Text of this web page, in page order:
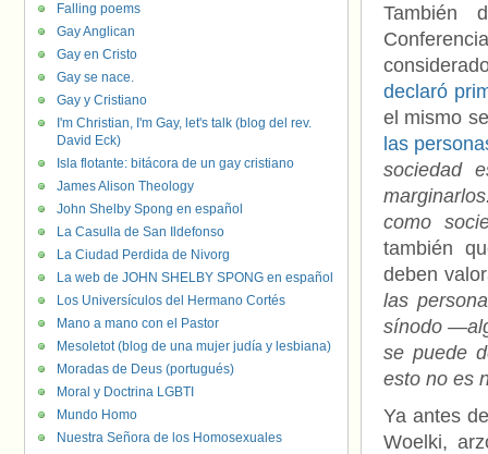
También
declaró
el mismo
las
sociedad
como
también
deben
las
sínodo
se puede
esto no es
Ya antes
Woelki,
Falling poems
Gay Anglican
Gay en Cristo
Gay se nace.
Gay y Cristiano
I'm Christian, I'm Gay, let's talk (blog del rev.
David Eck)
Isla flotante: bitácora de un gay cristiano
James Alison Theology
John Shelby Spong en español
La Casulla de San Ildefonso
La Ciudad Perdida de Nivorg
La web de JOHN SHELBY SPONG en español
Los Universículos del Hermano Cortés
Mano a mano con el Pastor
Mesoletot (blog de una mujer judía y lesbiana)
Moradas de Deus (portugués)
Moral y Doctrina LGBTI
Mundo Homo
Nuestra Señora de los Homosexuales